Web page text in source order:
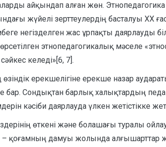
айқындап алған жөн.
жүйелі зерттеулердің басталуы XX
негізделген жас ұрпақты даярлауды
этнопедагогикалық мәселе
келеді»[6, 7].
ерекшелігіне ерекше назар
бар. Сондықтан барлық халықтардың
кәсіби даярлауда үлкен жетістікке
өткені және болашағы туралы
Бұл – қоғамның дамуы жолында